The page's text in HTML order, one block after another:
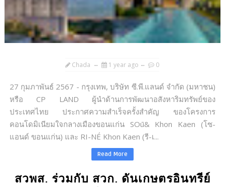
Chada 1 year ago 0
27 กุมภาพันธ์ 2567 - กรุงเทพ, บริษัท ซี.พี.แลนด์ จำกัด (มหาชน)
หรือ CP LAND ผู้นำด้านการพัฒนาอสังหาริมทรัพย์ของ
ประเทศไทย ประกาศความสำเร็จครั้งสำคัญ ของโครงการ
คอนโดมิเนียมใจกลางเมืองขอนแก่น SOū& Khon Kaen (โซ-
แอนด์ ขอนแก่น) และ RI-NÉ Khon Kaen (รี-เ...
Read More
สวพส. ร่วมกับ สวก. ดันเกษตรอินทรีย์